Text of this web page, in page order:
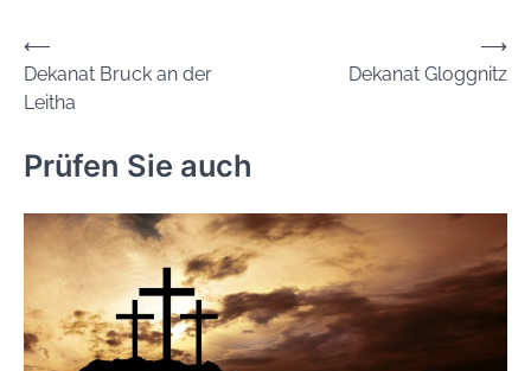
Beitrags-
Navigation
⟵
Dekanat Bruck an der
Leitha
Dekanat Gloggnitz
⟶
Prüfen Sie auch